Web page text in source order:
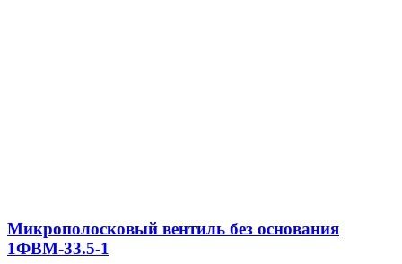
Микрополосковый вентиль без основания
1ФВМ-33.5-1